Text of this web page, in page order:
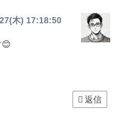
木) 17:18:50
😊
返信